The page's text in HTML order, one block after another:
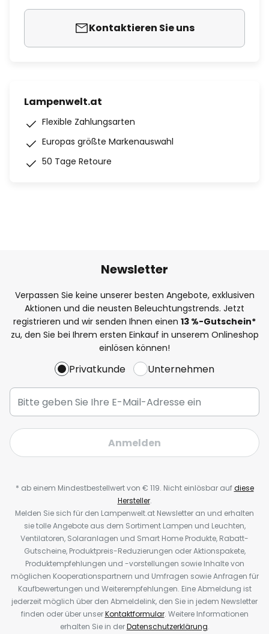
Kontaktieren Sie uns
Lampenwelt.at
Flexible Zahlungsarten
Europas größte Markenauswahl
50 Tage Retoure
Newsletter
Verpassen Sie keine unserer besten Angebote, exklusiven
Aktionen und die neusten Beleuchtungstrends. Jetzt
registrieren und wir senden Ihnen einen 13 %-Gutschein*
zu, den Sie bei Ihrem ersten Einkauf in unserem Onlineshop
einlösen können!
Privatkunde Unternehmen
Anmelden
* ab einem Mindestbestellwert von € 119. Nicht einlösbar aufdiese
Hersteller.
Melden Sie sich für den Lampenwelt.at Newsletter an und erhalten
sie tolle Angebote aus dem Sortiment Lampen und Leuchten,
Ventilatoren, Solaranlagen und Smart Home Produkte, Rabatt-
Gutscheine, Produktpreis-Reduzierungen oder Aktionspakete,
Produktempfehlungen und -vorstellungen sowie Inhalte von
möglichen Kooperationspartnern und Umfragen sowie Anfragen für
Kaufbewertungen und Weiterempfehlungen. Eine Abmeldung ist
jederzeit möglich über den Abmeldelink, den Sie in jedem Newsletter
finden oder über unserKontaktformular. Weitere Informationen
erhalten Sie in derDatenschutzerklärung.